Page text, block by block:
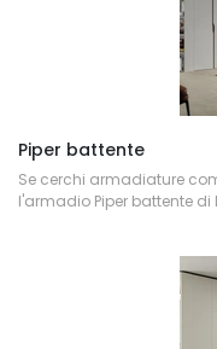
Piper battente
Se cerchi armadiature
l'armadio Piper battente